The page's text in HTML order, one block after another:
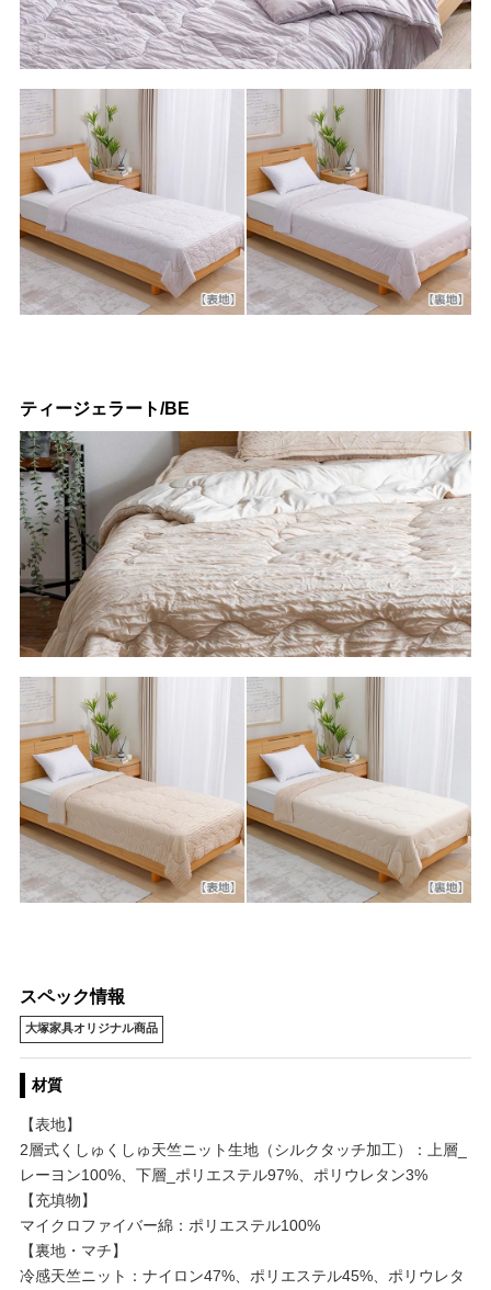
ティージェラート/BE
スペック情報
大塚家具オリジナル商品
材質
【表地】
2層式くしゅくしゅ天竺ニット生地（シルクタッチ加工）：上層_
レーヨン100%、下層_ポリエステル97%、ポリウレタン3%
【充填物】
マイクロファイバー綿：ポリエステル100%
【裏地・マチ】
冷感天竺ニット：ナイロン47%、ポリエステル45%、ポリウレタ